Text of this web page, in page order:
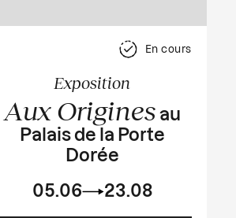
En cours
Exposition
Aux Origines au
Palais de la Porte
Dorée
05.06 23.08